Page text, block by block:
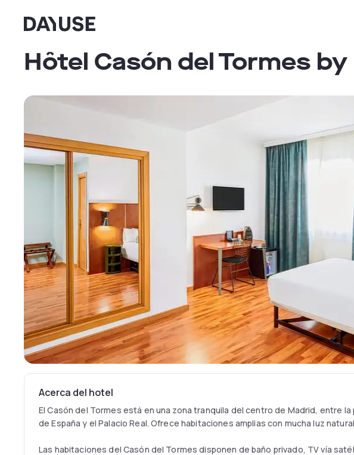
Dayuse
Hôtel Casón del Tormes
Acerca del hotel
El Casón del Tormes está en una zona tranquila del centro de Madrid, entre la
de España y el Palacio Real. Ofrece habitaciones amplias con mucha luz
Las habitaciones del Casón del Tormes disponen de baño privado, TV vía